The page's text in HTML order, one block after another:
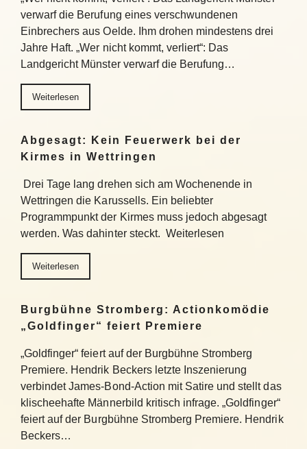
verwarf die Berufung eines verschwundenen
Einbrechers aus Oelde. Ihm drohen mindestens drei
Jahre Haft. „Wer nicht kommt, verliert“: Das
Landgericht Münster verwarf die Berufung…
Weiterlesen
Abgesagt: Kein Feuerwerk bei der
Kirmes in Wettringen
Drei Tage lang drehen sich am Wochenende in
Wettringen die Karussells. Ein beliebter
Programmpunkt der Kirmes muss jedoch abgesagt
werden. Was dahinter steckt. Weiterlesen
Weiterlesen
Burgbühne Stromberg: Actionkomödie
„Goldfinger“ feiert Premiere
„Goldfinger“ feiert auf der Burgbühne Stromberg
Premiere. Hendrik Beckers letzte Inszenierung
verbindet James-Bond-Action mit Satire und stellt das
klischeehafte Männerbild kritisch infrage. „Goldfinger“
feiert auf der Burgbühne Stromberg Premiere. Hendrik
Beckers…